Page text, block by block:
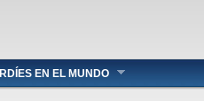
EN EL MUNDO